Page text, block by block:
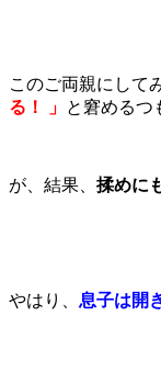
このご両親にして
る！ 」 と窘めるつ
が、結果、 揉めに
やはり、 息子は開